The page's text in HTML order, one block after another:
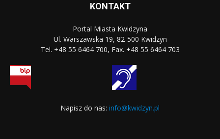
KONTAKT
Portal Miasta Kwidzyna
Ul. Warszawska 19, 82-500 Kwidzyn
Tel. +48 55 6464 700, Fax. +48 55 6464 703
Napisz do nas: info@kwidzyn.pl